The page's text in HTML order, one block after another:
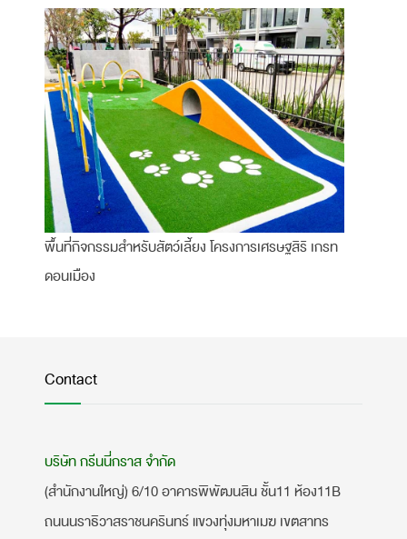
พื้นที่กิจกรรมสำหรับสัตว์เลี้ยง โครงการเศรษฐสิริ เกรท
ดอนเมือง
Contact
บริษัท กรีนนี่กราส จำกัด
(สำนักงานใหญ่) 6/10 อาคารพิพัฒนสิน ชั้น11 ห้อง11B
ถนนนราธิวาสราชนครินทร์ แขวงทุ่งมหาเมฆ เขตสาทร